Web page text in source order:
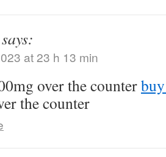
says:
at 23 h 13 min
over the counter
the counter